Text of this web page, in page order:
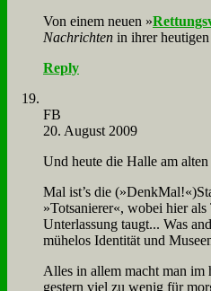
Von ei­nem neu­en »
Nach­rich­ten in ih­rer
Reply
FB
20. August 2009
Und heu­te die Hal­le am
Mal ist’s die
»Tot­sa­nie­rer«, wo­bei hier
Un­ter­las­sung taugt... Was
mü­he­los Iden­ti­tät und
Al­les in al­lem macht man im
ge­stern viel zu we­nig für